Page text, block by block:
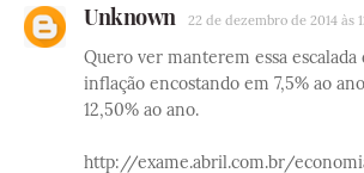
Unknown 22 de dezembro de 2014 às
Quero ver manterem essa escalada
inflação encostando em 7,5% ao
12,50% ao ano.
http://exame.abril.com.br/